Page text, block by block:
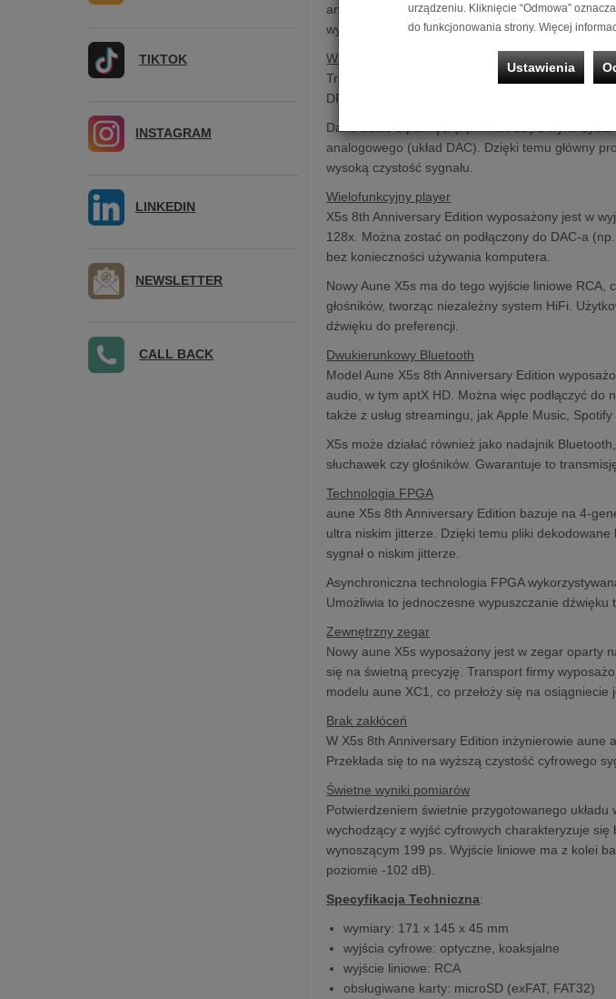
analogowego (układ DAC). Dzięki temu główny
wysoką czystość sygnału.
Wspiera wiele formatów
Transport aune X5s 8th Anniversary Edition
DFF, DSF czy WAV. Model obsługuje przy tym
Dane audio z pamięci (np. microSD) z
analogowego (układ DAC). Dzięki temu główny
wysoką czystość sygnału.
Wielofunkcyjny player
X5s 8th Anniversary Edition wyposażony jest w
128x. Można zostać on podłączony do DAC-a
bez konieczności używania komputera.
Nowy Aune X5s ma do tego wyjście liniowe RCA,
głośników, tworząc niezależny system HiFi.
dźwięku do preferencji.
Dwukierunkowy Bluetooth
Model Aune X5s 8th Anniversary Edition
audio, w tym aptX HD. Można więc podłączyć do
także z usług streamingu, jak Apple Music, Spotify
X5s może działać również jako nadajnik
słuchawek czy głośników. Gwarantuje to
Technologia FPGA
aune X5s 8th Anniversary Edition bazuje na 4-
ultra niskim jitterze. Dzięki temu pliki
sygnał o niskim jitterze.
Asynchroniczna technologia FPGA
Umożliwia to jednoczesne wypuszczanie
Zewnętrzny zegar
Nowy aune X5s wyposażony jest w zegar oparty
się na świetną precyzję. Transport firmy
modelu aune XC1, co przełoży się na osiągniecie
Brak zakłóceń
W X5s 8th Anniversary Edition inżynierowie aune
Przekłada się to na wyższą czystość cyfrowego
Świetne wyniki pomiarów
Potwierdzeniem świetnie przygotowanego
wychodzący z wyjść cyfrowych charakteryzuje
wynoszącym 199 ps. Wyjście liniowe ma z kolei
poziomie -102 dB).
Specyfikacja Techniczna:
wymiary: 171 x 145 x 45 mm
wyjścia cyfrowe: optyczne, koaksjalne
wyjście liniowe: RCA
obsługiwane karty: microSD (exFAT, FAT32)
TIKTOK
INSTAGRAM
LINKEDIN
NEWSLETTER
CALL BACK
urządzeniu. Kliknięcie “Odmowa”
do funkcjonowania strony. Więcej
Ustawienia